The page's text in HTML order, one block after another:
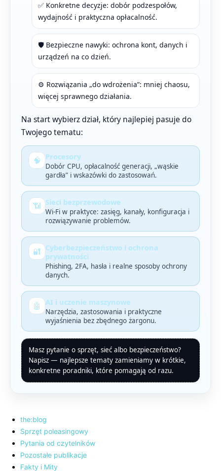
✅ Konkretne decyzje: dobór podzespołów,
wydajność i praktyczna opłacalność.
🛡️ Bezpieczne nawyki: ochrona kont, danych i
urządzeń na co dzień.
⚙️ Rozwiązania „do wdrożenia”: mniej chaosu,
więcej sprawnego działania.
Na start wybierz dział, który najlepiej pasuje do
Twojego tematu:
🧠 Procesory
Dobór CPU, opłacalność generacji, „wąskie
gardła” i wskazówki do zastosowań.
📶 Sieci bezprzewodowe
Wi-Fi w praktyce: zasięg, kanały, konfiguracja i
rozwiązywanie problemów.
🔐 Cyberbezpieczeństwo i ochrona
prywatności
Phishing, 2FA, hasła i realne sposoby ochrony
danych.
🤖 AI i uczenie maszynowe
Narzędzia, zastosowania i praktyczne
wyjaśnienia bez zbędnego żargonu.
Masz pytanie o sprzęt, sieć albo bezpieczeństwo?
Napisz — najlepsze tematy zamieniamy w krótkie,
konkretne poradniki, które pomagają od razu.
the:blog
Sprzęt poleasingowy
Pytania od czytelników
Pozostałe publikacje
Fakty i Mity